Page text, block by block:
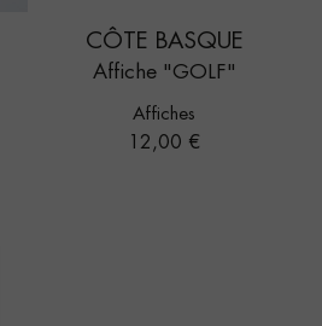
CÔTE BASQUE
Affiche "GOLF"
Affiches
Prix
12,00 €